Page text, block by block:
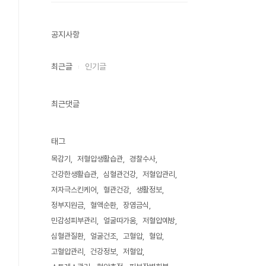
공지사항
최근글 인기글
최근댓글
태그
목감기 저혈압생활습관
경찰수사
건강한생활습관
심혈관건강
저혈압관리
저자극스킨케어
혈관건강
생활정보
정부지원금
혈액순환
장염금식
민감성피부관리
얼굴따가움
저혈압예방
심혈관질환
얼굴건조 고혈압
혈압
고혈압관리
건강정보
저혈압